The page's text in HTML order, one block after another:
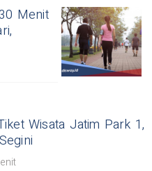
Menit
Wisata Jatim Park 1,